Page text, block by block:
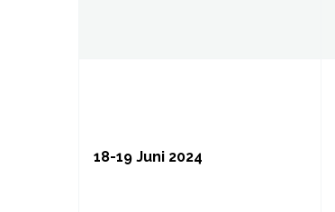
18-19 Juni 2024